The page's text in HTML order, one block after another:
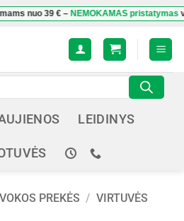
39 €–NEMOKAMAS pristatymasvisoje
LEIDINYS
PREKĖS / VIRTUVĖS